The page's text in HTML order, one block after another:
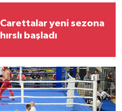
Carettalar yeni sezona
hırslı başladı